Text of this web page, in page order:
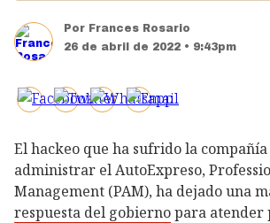
Por Frances Rosario
26 de abril de 2022 • 9:43pm
El hackeo que ha sufrido la
administrar el AutoExpreso,
Management (PAM), ha dejado una
respuesta del gobiernopara atender